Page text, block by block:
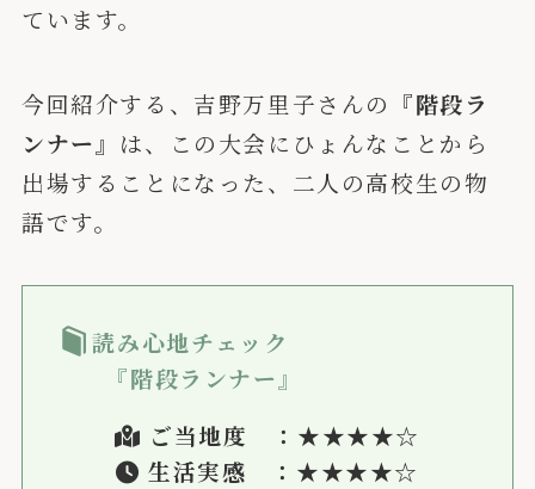
ています。
今回紹介する、吉野万里子さんの 『階段ラ
ンナー』 は、この大会にひょんなことから
出場することになった、二人の高校生の物
語です。
読み心地チェック
『階段ランナー』
ご当地度 ：★★★★☆
生活実感 ：★★★★☆